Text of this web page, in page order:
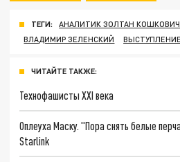
ТЕГИ: АНАЛИТИК ЗОЛТАН КОШКОВИЧ
ВЛАДИМИР ЗЕЛЕНСКИЙ
ЧИТАЙТЕ ТАКЖЕ:
Технофашисты XXI века
Оплеуха Маску. "Пора снять белые
Starlink